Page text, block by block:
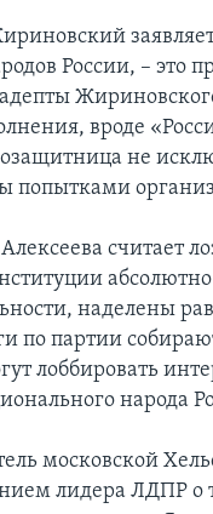
России, – это
адепты
вроде
не
попытками
считает
наделены
по партии
лоббировать
народа
московской
лидера ЛДПР о